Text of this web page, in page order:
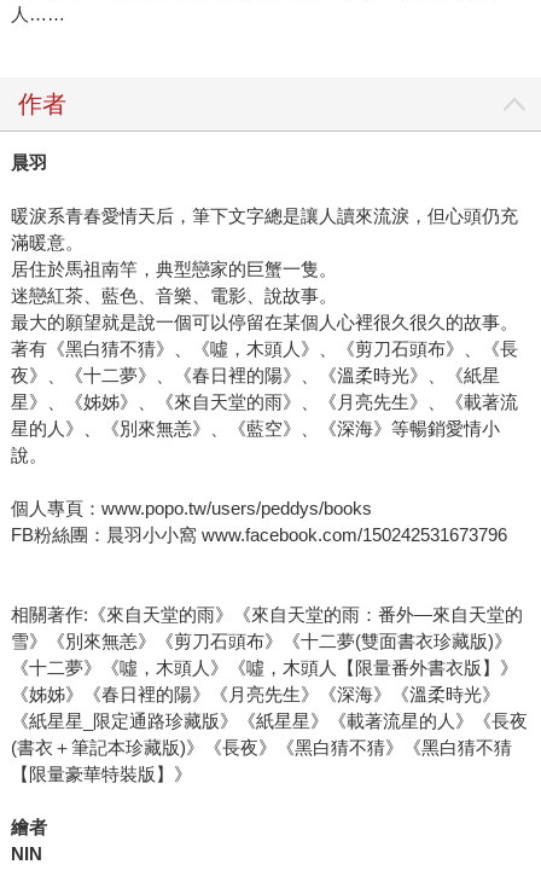
人……
作者
晨羽
暖淚系青春愛情天后，筆下文字總是讓人讀來流淚，但心頭仍充
滿暖意。
居住於馬祖南竿，典型戀家的巨蟹一隻。
迷戀紅茶、藍色、音樂、電影、說故事。
最大的願望就是說一個可以停留在某個人心裡很久很久的故事。
著有《黑白猜不猜》、《噓，木頭人》、《剪刀石頭布》、《長
夜》、《十二夢》、《春日裡的陽》、《溫柔時光》、《紙星
星》、《姊姊》、《來自天堂的雨》、《月亮先生》、《載著流
星的人》、《別來無恙》、《藍空》、《深海》等暢銷愛情小
說。
個人專頁：www.popo.tw/users/peddys/books
FB粉絲團：晨羽小小窩 www.facebook.com/150242531673796
相關著作:《來自天堂的雨》《來自天堂的雨：番外—來自天堂的
雪》《別來無恙》《剪刀石頭布》《十二夢(雙面書衣珍藏版)》
《十二夢》《噓，木頭人》《噓，木頭人【限量番外書衣版】》
《姊姊》《春日裡的陽》《月亮先生》《深海》《溫柔時光》
《紙星星_限定通路珍藏版》《紙星星》《載著流星的人》《長夜
(書衣＋筆記本珍藏版)》《長夜》《黑白猜不猜》《黑白猜不猜
【限量豪華特裝版】》
繪者
NIN